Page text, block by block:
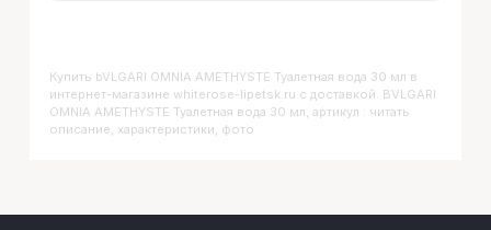
Купить BVLGARI OMNIA AMETHYSTE Туалетная вода 30 мл в
интернет-магазине whiterose-lipetsk.ru с доставкой. BVLGARI
OMNIA AMETHYSTE Туалетная вода 30 мл, артикул : читать
описание, характеристики, фото